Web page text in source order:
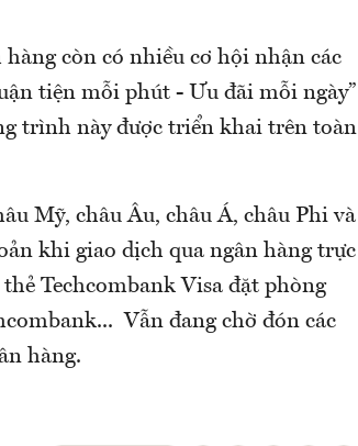
còn có nhiều cơ hội nhận các
tiện mỗi phút - Ưu đãi mỗi ngày”
trình này được triển khai trên toàn
Mỹ, châu Âu, châu Á, châu Phi và
khi giao dịch qua ngân hàng trực
Techcombank Visa đặt phòng
Vẫn đang chờ đón các
hàng.